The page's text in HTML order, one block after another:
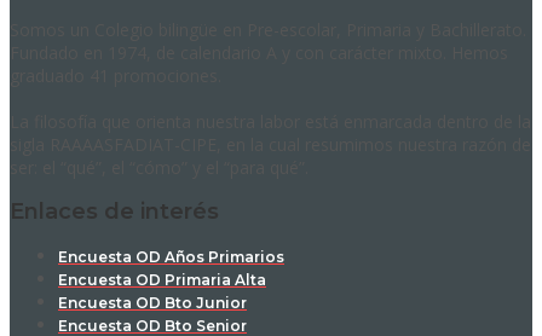
Enlaces de interés
Encuesta OD Años Primarios
Encuesta OD Primaria Alta
Encuesta OD Bto Junior
Encuesta OD Bto Senior